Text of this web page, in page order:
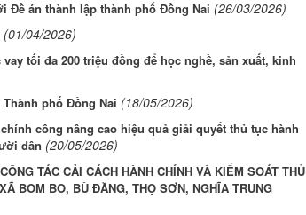
Đề án thành lập thành phố Đồng Nai (26/03/2026)
(01/04/2026)
tối đa 200 triệu đồng để học nghề, sản xuất, kinh
phố Đồng Nai (18/05/2026)
công nâng cao hiệu quả giải quyết thủ tục hành
dân (20/05/2026)
TÁC CẢI CÁCH HÀNH CHÍNH VÀ KIỂM SOÁT THỦ
BOM BO, BÙ ĐĂNG, THỌ SƠN, NGHĨA TRUNG